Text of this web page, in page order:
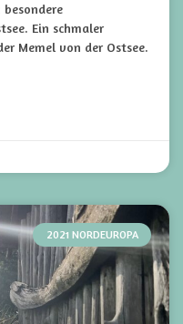
Ein schmaler
Memel von der Ostsee.
2021 NORDEUROPA